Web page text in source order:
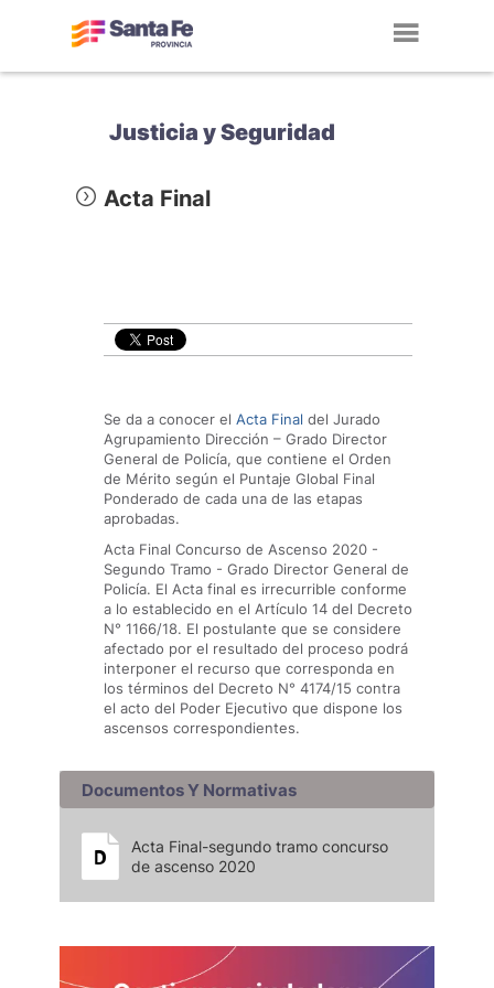
Justicia y Seguridad
Acta Final
Se da a conocer el Acta Final del Jurado
Agrupamiento Dirección – Grado Director
General de Policía, que contiene el Orden
de Mérito según el Puntaje Global Final
Ponderado de cada una de las etapas
aprobadas.
Acta Final Concurso de Ascenso 2020 -
Segundo Tramo - Grado Director General de
Policía. El Acta final es irrecurrible conforme
a lo establecido en el Artículo 14 del Decreto
N° 1166/18. El postulante que se considere
afectado por el resultado del proceso podrá
interponer el recurso que corresponda en
los términos del Decreto N° 4174/15 contra
el acto del Poder Ejecutivo que dispone los
ascensos correspondientes.
Documentos Y Normativas
Acta Final-segundo tramo concurso
de ascenso 2020